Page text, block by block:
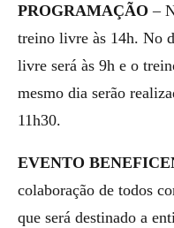
PROGRAMAÇÃO –
treino livre às 14h. No
livre será às 9h e o
mesmo dia serão
11h30.
EVENTO
colaboração de todos
que será destinado a